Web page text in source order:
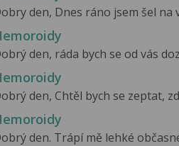
den, Dnes ráno jsem šel
den, ráda bych se od vás
den, Chtěl bych se zeptat,
den. Trápí mě lehké